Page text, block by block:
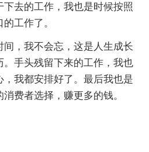
去的工作，我也是时候按照
工作了。
，我不会忘，这是人生成长
。手头残留下来的工作，我也
我都安排好了。最后我也是
费者选择，赚更多的钱。